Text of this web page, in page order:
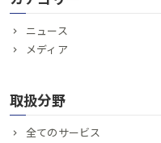
ニュース
メディア
取扱分野
全てのサービス